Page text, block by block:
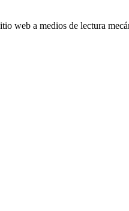
web a medios de lectura